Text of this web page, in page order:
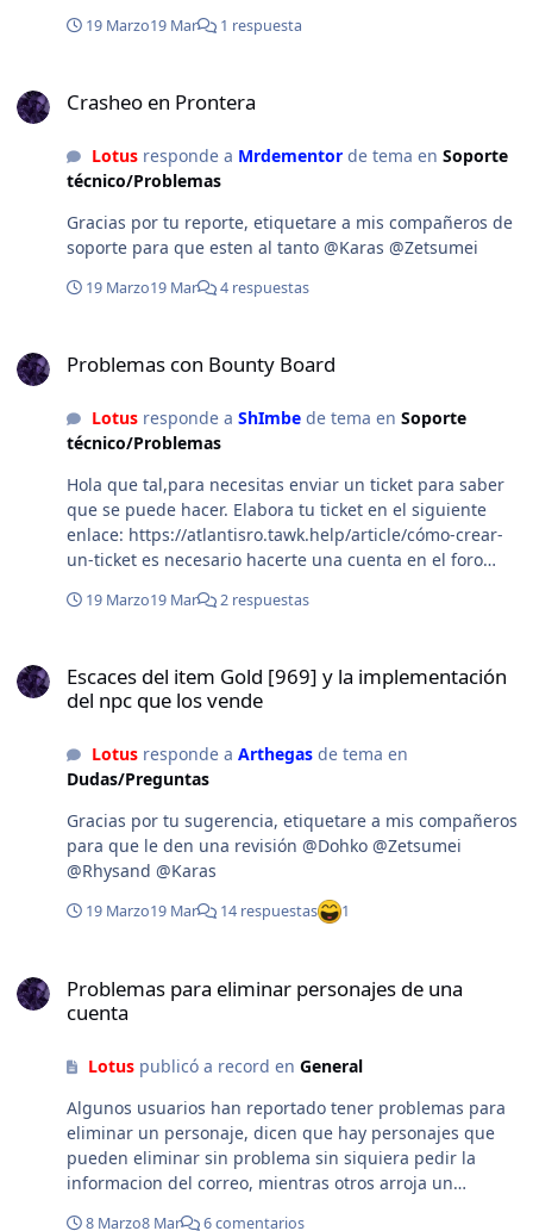
19 Marzo19 Mar 1 respuesta
Crasheo en Prontera
Lotusresponde a Mrdementorde tema en Soporte
técnico/Problemas
Gracias por tu reporte, etiquetare a mis compañeros de
soporte para que esten al tanto @Karas @Zetsumei
19 Marzo19 Mar 4 respuestas
Problemas con Bounty Board
Lotusresponde a ShImbede tema en Soporte
técnico/Problemas
Hola que tal,para necesitas enviar un ticket para saber
que se puede hacer. Elabora tu ticket en el siguiente
enlace: https://atlantisro.tawk.help/article/cómo-crear-
un-ticket es necesario hacerte una cuenta en el foro
19 Marzo19 Mar 2 respuestas
Escaces del item Gold [969] y la implementación
del npc que los vende
Lotusresponde a Arthegasde tema en
Dudas/Preguntas
Gracias por tu sugerencia, etiquetare a mis compañeros
para que le den una revisión @Dohko @Zetsumei
@Rhysand @Karas
19 Marzo19 Mar 14 respuestas 1
Problemas para eliminar personajes de una
cuenta
Lotuspublicó a record en General
Algunos usuarios han reportado tener problemas para
eliminar un personaje, dicen que hay personajes que
pueden eliminar sin problema sin siquiera pedir la
informacion del correo, mientras otros arroja un
8 Marzo8 Mar 6 comentarios